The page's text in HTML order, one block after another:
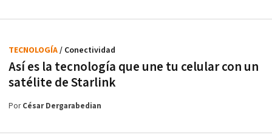
Así es la tecnología que une tu celular con un
satélite de Starlink
TECNOLOGÍA/ Conectividad
PorCésar Dergarabedian